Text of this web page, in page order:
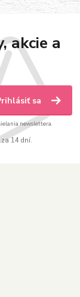
akcie a
sa
newslettera.
za 14 dní.